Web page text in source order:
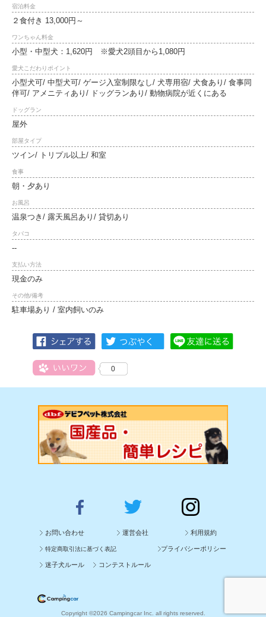
宿泊料金
２食付き 13,000円～
ワンちゃん料金
小型・中型犬：1,620円 ※愛犬2頭目から1,080円
愛犬こだわりポイント
小型犬可/ 中型犬可/ ゲージ入室制限なし/ 犬専用宿/ 犬食あり/ 食事同
伴可/ アメニティあり/ ドッグランあり/ 動物病院が近くにある
ドッグラン
屋外
部屋タイプ
ツイン/ トリプル以上/ 和室
食事
朝・夕あり
お風呂
温泉つき/ 露天風呂あり/ 貸切あり
タバコ
--
支払い方法
現金のみ
その他/備考
駐車場あり / 室内飼いのみ
0
お問い合わせ 運営会社 利用規約
特定商取引法に基づく表記 プライバシーポリシー
迷子犬ルール コンテストルール
Copyright ©2026 Campingcar Inc. all rights reserved.